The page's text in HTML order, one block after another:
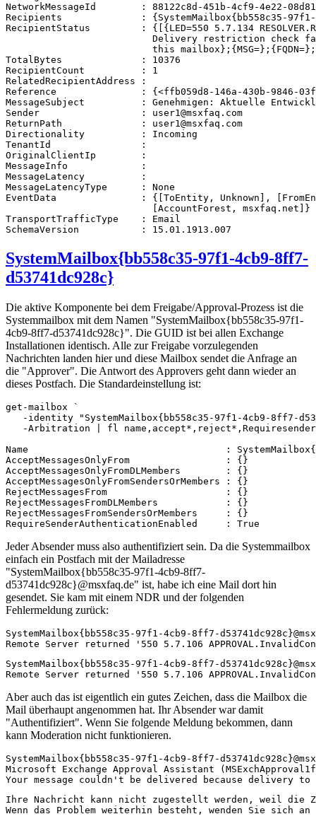
NetworkMessageId        : 88122c8d-451b-4cf9-4e22-
Recipients              : {SystemMailbox{bb558c35-97f1-
RecipientStatus         : {[{LED=550 5.7.134
Delivery restriction check
this
TotalBytes              : 10376
RecipientCount          : 1
RelatedRecipientAddress :
Reference               : {<ffb059d8-146a-430b-9846-
MessageSubject          : Genehmigen: Aktuelle
Sender                  : user1@msxfaq.com
ReturnPath              : user1@msxfaq.com
Directionality          : Incoming
TenantId                :
OriginalClientIp        :
MessageInfo             :
MessageLatency          :
MessageLatencyType      : None
EventData               : {[ToEntity, Unknown],
                          [AccountForest, msxfaq.net]}
TransportTrafficType    : Email
SchemaVersion           : 15.01.1913.007
SystemMailbox{bb558c35-97f1-4cb9-8ff7-
d53741dc928c}
Die aktive Komponente bei dem Freigabe/Approval-Prozess ist die
Systemmailbox mit dem Namen "SystemMailbox{bb558c35-97f1-
4cb9-8ff7-d53741dc928c}". Die GUID ist bei allen Exchange
Installationen identisch. Alle zur Freigabe vorzulegenden
Nachrichten landen hier und diese Mailbox sendet die Anfrage an
die "Approver". Die Antwort des Approvers geht dann wieder an
dieses Postfach. Die Standardeinstellung ist:
get-mailbox `
-identity "SystemMailbox{bb558c35-97f1-4cb9-8ff7-
-Arbitration | fl
Name                                   :
AcceptMessagesOnlyFrom                 : {}
AcceptMessagesOnlyFromDLMembers        : {}
AcceptMessagesOnlyFromSendersOrMembers : {}
RejectMessagesFrom                     : {}
RejectMessagesFromDLMembers            : {}
RejectMessagesFromSendersOrMembers     : {}
RequireSenderAuthenticationEnabled     : True
Jeder Absender muss also authentifiziert sein. Da die Systemmailbox
einfach ein Postfach mit der Mailadresse
"SystemMailbox{bb558c35-97f1-4cb9-8ff7-
d53741dc928c}@msxfaq.de" ist, habe ich eine Mail dort hin
gesendet. Sie kam mit einem NDR und der folgenden
Fehlermeldung zurück:
SystemMailbox{bb558c35-97f1-4cb9-8ff7-
Remote Server returned '550 5.7.106
SystemMailbox{bb558c35-97f1-4cb9-8ff7-
Remote Server returned '550 5.7.106
Aber auch das ist eigentlich ein gutes Zeichen, dass die Mailbox die
Mail überhaupt angenommen hat. Ihr Absender war damit
"Authentifiziert". Wenn Sie folgende Meldung bekommen, dann
kann Moderation nicht funktionieren.
SystemMailbox{bb558c35-97f1-4cb9-8ff7-
Microsoft Exchange Approval Assistant
Your message couldn't be delivered because
Ihre Nachricht kann nicht zugestellt werden, weil die
Wenn das Problem weiterhin besteht, wenden Sie sich